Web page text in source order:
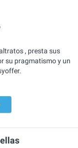
, presta sus
su pragmatismo y un